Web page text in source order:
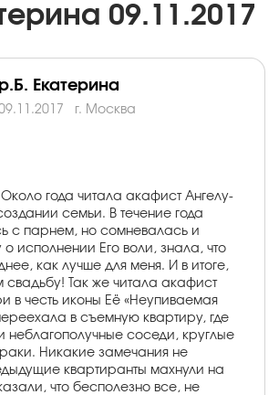
09.11.2017
р.Б. Екатерина
г. Москва
Около года читала акафист Ангелу-
семьи. В течение года
с парнем, но сомневалась и
о исполнении Его воли, знала, что
как лучше для меня. И в итоге,
свадьбу! Так же читала акафист
в честь иконы Её «Неупиваемая
в съемную квартиру, где
неблагополучные соседи, круглые
Никакие замечания не
квартиранты махнули на
что бесполезно все, не